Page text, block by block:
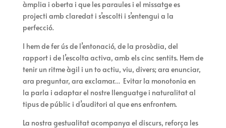
àmplia i oberta i que les paraules i el missatge es
projecti amb claredat i s’escolti i s’entengui a la
perfecció.
I hem de fer ús de l’entonació, de la prosòdia, del
rapport i de l’escolta activa, amb els cinc sentits. Hem de
tenir un ritme àgil i un to actiu, viu, divers; ara enunciar,
ara preguntar, ara exclamar… Evitar la monotonia en
la parla i adaptar el nostre llenguatge i naturalitat al
tipus de públic i d’auditori al que ens enfrontem.
La nostra gestualitat acompanya el discurs, reforça les